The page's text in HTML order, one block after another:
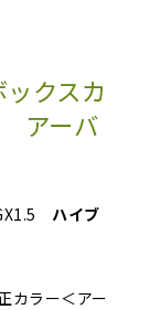
クスカ
アーバ
ハイブ
カラー＜アー